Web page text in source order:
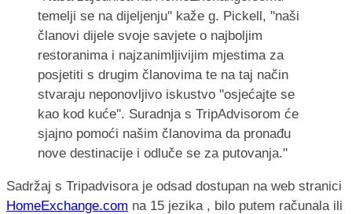
temelji se na dijeljenju'' kaže g. Pickell, ''naši
članovi dijele svoje savjete o najboljim
restoranima i najzanimljivijim mjestima za
posjetiti s drugim članovima te na taj način
stvaraju neponovljivo iskustvo ''osjećajte se
kao kod kuće''. Suradnja s TripAdvisorom će
sjajno pomoći našim članovima da pronađu
nove destinacije i odluče se za putovanja.''
Sadržaj s Tripadvisora je odsad dostupan na web stranici
HomeExchange.com na 15 jezika , bilo putem računala ili